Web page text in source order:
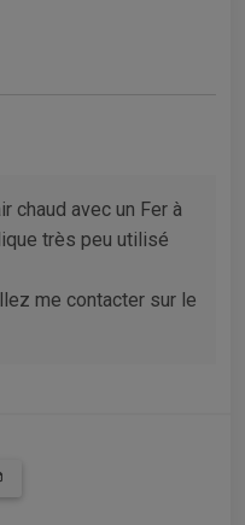
chaud avec un Fer à
très peu utilisé
me contacter sur le